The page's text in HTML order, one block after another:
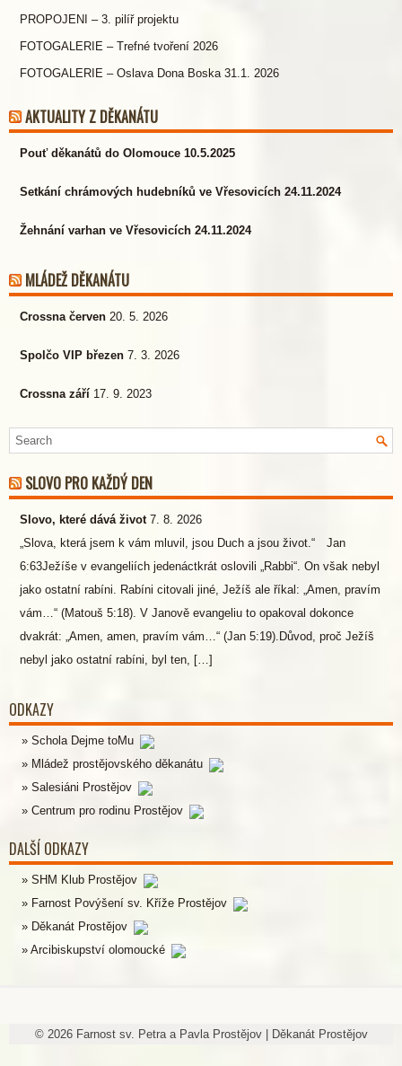
PROPOJENI – 3. pilíř projektu
FOTOGALERIE – Trefné tvoření 2026
FOTOGALERIE – Oslava Dona Boska 31.1. 2026
AKTUALITY Z DĚKANÁTU
Pouť děkanátů do Olomouce 10.5.2025
Setkání chrámových hudebníků ve Vřesovicích 24.11.2024
Žehnání varhan ve Vřesovicích 24.11.2024
MLÁDEŽ DĚKANÁTU
Crossna červen 20. 5. 2026
Spolčo VIP březen 7. 3. 2026
Crossna září 17. 9. 2023
SLOVO PRO KAŽDÝ DEN
Slovo, které dává život 7. 8. 2026
„Slova, která jsem k vám mluvil, jsou Duch a jsou život.“ Jan
6:63Ježíše v evangeliích jedenáctkrát oslovili „Rabbi“. On však nebyl
jako ostatní rabíni. Rabíni citovali jiné, Ježíš ale říkal: „Amen, pravím
vám…“ (Matouš 5:18). V Janově evangeliu to opakoval dokonce
dvakrát: „Amen, amen, pravím vám…“ (Jan 5:19).Důvod, proč Ježíš
nebyl jako ostatní rabíni, byl ten, […]
ODKAZY
Schola Dejme toMu
Mládež prostějovského děkanátu
Salesiáni Prostějov
Centrum pro rodinu Prostějov
DALŠÍ ODKAZY
SHM Klub Prostějov
Farnost Povýšení sv. Kříže Prostějov
Děkanát Prostějov
Arcibiskupství olomoucké
© 2026 Farnost sv. Petra a Pavla Prostějov| Děkanát Prostějov